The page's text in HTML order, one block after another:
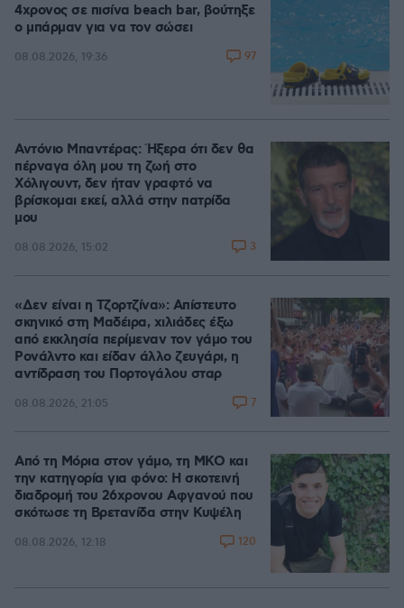
4χρονος σε πισίνα beach bar, βούτηξε
ο μπάρμαν για να τον σώσει
08.08.2026, 19:36 97
Αντόνιο Μπαντέρας: Ήξερα ότι δεν θα
πέρναγα όλη μου τη ζωή στο
Χόλιγουντ, δεν ήταν γραφτό να
βρίσκομαι εκεί, αλλά στην πατρίδα
μου
08.08.2026, 15:02 3
«Δεν είναι η Τζορτζίνα»: Απίστευτο
σκηνικό στη Μαδέιρα, χιλιάδες έξω
από εκκλησία περίμεναν τον γάμο του
Ρονάλντο και είδαν άλλο ζευγάρι, η
αντίδραση του Πορτογάλου σταρ
08.08.2026, 21:05 7
Από τη Μόρια στον γάμο, τη ΜΚΟ και
την κατηγορία για φόνο: Η σκοτεινή
διαδρομή του 26χρονου Αφγανού που
σκότωσε τη Βρετανίδα στην Κυψέλη
08.08.2026, 12:18 120